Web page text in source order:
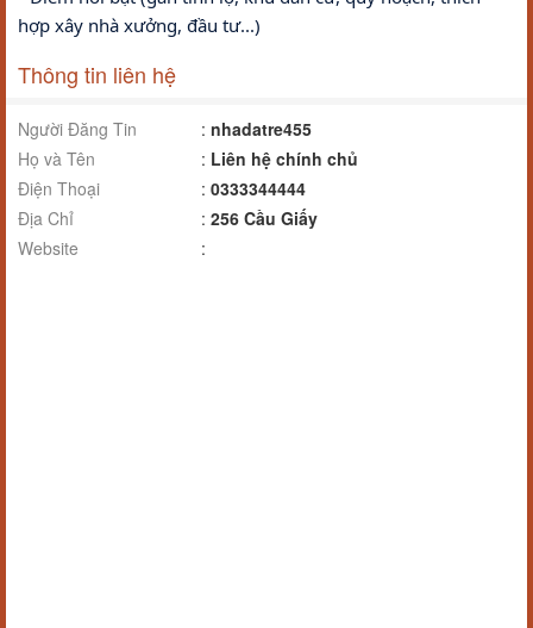
hợp xây nhà xưởng, đầu tư...)
Thông tin liên hệ
Người Đăng Tin : nhadatre455
Họ và Tên
: Liên hệ chính chủ
Điện Thoại
: 0333344444
Địa Chỉ
: 256 Cầu Giấy
Website
: